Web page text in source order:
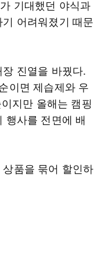
기대했던 야식과
어려워졌기 때문
진열을 바꿨다.
이면 제습제와 우
지만 올해는 캠핑
행사를 전면에 배
품을 묶어 할인하